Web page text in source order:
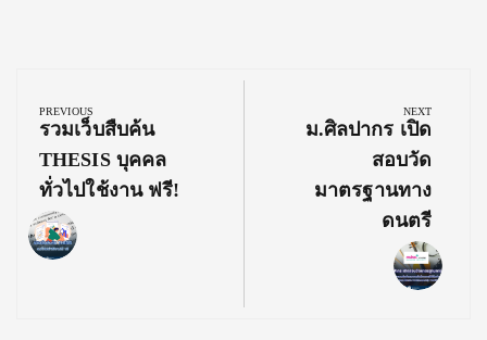
navigation
PREVIOUS
Previous
Post:
รวมเว็บสืบค้น
THESIS บุคคล
ทั่วไปใช้งาน ฟรี!
NEXT
Next
ม.ศิลปากร เปิด
สอบวัด
มาตรฐานทาง
ดนตรี